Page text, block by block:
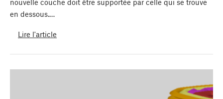
en dessous.…
Lire l'article